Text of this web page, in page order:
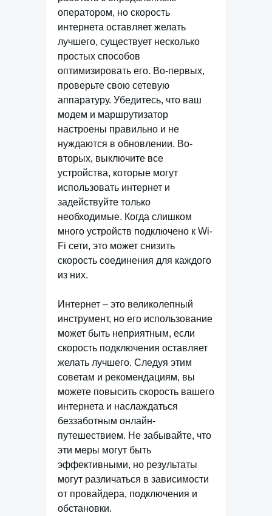
оператором, но скорость
интернета оставляет желать
лучшего, существует несколько
простых способов
оптимизировать его. Во-первых,
проверьте свою сетевую
аппаратуру. Убедитесь, что ваш
модем и маршрутизатор
настроены правильно и не
нуждаются в обновлении. Во-
вторых, выключите все
устройства, которые могут
использовать интернет и
задействуйте только
необходимые. Когда слишком
много устройств подключено к Wi-
Fi сети, это может снизить
скорость соединения для каждого
из них.
Интернет – это великолепный
инструмент, но его использование
может быть неприятным, если
скорость подключения оставляет
желать лучшего. Следуя этим
советам и рекомендациям, вы
можете повысить скорость вашего
интернета и наслаждаться
беззаботным онлайн-
путешествием. Не забывайте, что
эти меры могут быть
эффективными, но результаты
могут различаться в зависимости
от провайдера, подключения и
обстановки.